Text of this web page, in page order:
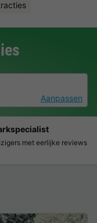
0 huisdierAanpassen
eenvoudig en zonder
prijzen, moeiteloos